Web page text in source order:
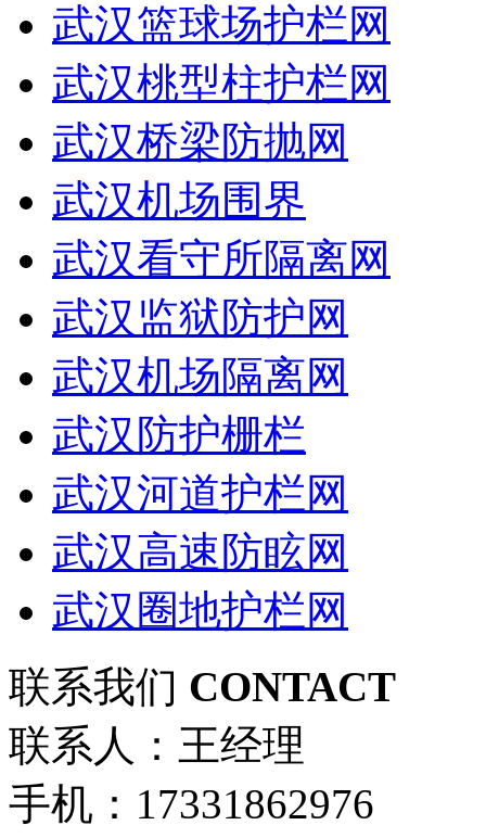
武汉篮球场护栏网
武汉桃型柱护栏网
武汉桥梁防抛网
武汉机场围界
武汉看守所隔离网
武汉监狱防护网
武汉机场隔离网
武汉防护栅栏
武汉河道护栏网
武汉高速防眩网
武汉圈地护栏网
联系我们 CONTACT
联系人：王经理
手机：17331862976